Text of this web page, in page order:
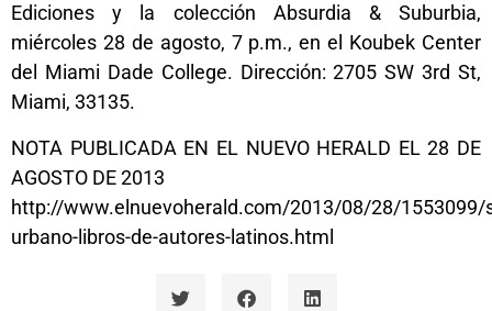
Ediciones y la colección Absurdia & Suburbia,
miércoles 28 de agosto, 7 p.m., en el Koubek Center
del Miami Dade College. Dirección: 2705 SW 3rd St,
Miami, 33135.
NOTA PUBLICADA EN EL NUEVO HERALD EL 28 DE
AGOSTO DE 2013
http://www.elnuevoherald.com/2013/08/28/1553099/
urbano-libros-de-autores-latinos.html